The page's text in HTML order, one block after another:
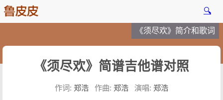
🔍
《须尽欢》简介和歌词
《须尽欢》简谱吉他谱对照
作词: 郑浩 作曲: 郑浩 演唱: 郑浩